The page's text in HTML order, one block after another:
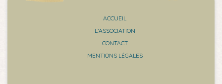
ACCUEIL
L’ASSOCIATION
CONTACT
MENTIONS LÉGALES